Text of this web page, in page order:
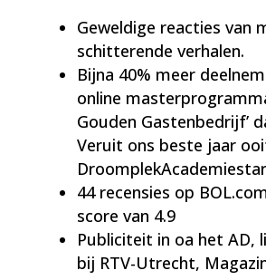
Geweldige reacties van
schitterende verhalen.
Bijna 40% meer
online
Gouden Gastenbedrijf’
Veruit ons beste jaar
44 recensies op
score van 4.9
Publiciteit in oa het AD,
bij RTV-Utrecht,